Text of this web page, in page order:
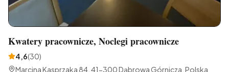
Kwatery pracownicze, Noclegi pracownicze
4,6(30)
Marcina Kasprzaka 84, 41-300 Dąbrowa Górnicza, Polska